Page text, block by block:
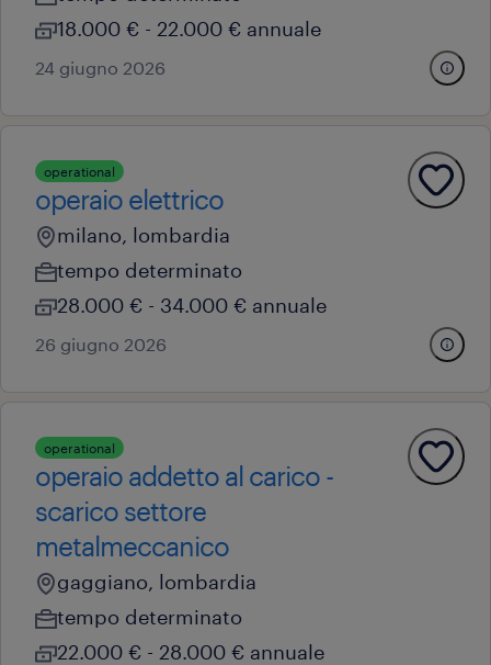
18.000 € - 22.000 € annuale
24 giugno 2026
operational
operaio elettrico
milano, lombardia
tempo determinato
28.000 € - 34.000 € annuale
26 giugno 2026
operational
operaio addetto al carico -
scarico settore
metalmeccanico
gaggiano, lombardia
tempo determinato
22.000 € - 28.000 € annuale